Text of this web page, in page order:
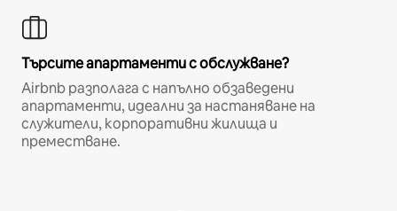
Търсите апартаменти с обслужване?
Airbnb разполага с напълно обзаведени
апартаменти, идеални за настаняване на
служители, корпоративни жилища и
преместване.